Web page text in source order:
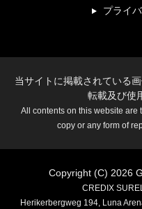
プライ
当サイトに掲載されている
転載及び使
All contents on this website are
copy or any form of
Copyright (C) 2026
CREDIX
Herikerbergweg 194, Luna